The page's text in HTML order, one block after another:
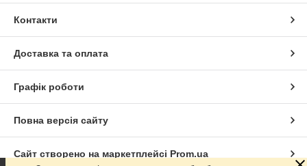
Контакти
Доставка та оплата
Графік роботи
Повна версія сайту
Сайт створено на маркетплейсі Prom.ua